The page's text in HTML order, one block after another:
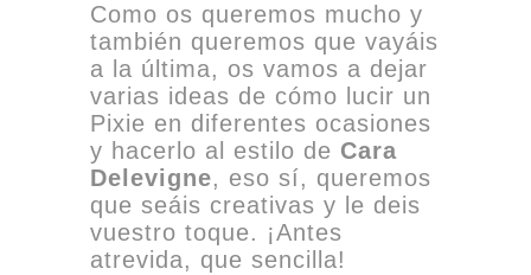
Como os queremos mucho y
también queremos que vayáis
a la última, os vamos a dejar
varias ideas de cómo lucir un
Pixie en diferentes ocasiones
y hacerlo al estilo de Cara
Delevigne, eso sí, queremos
que seáis creativas y le deis
vuestro toque. ¡Antes
atrevida, que sencilla!